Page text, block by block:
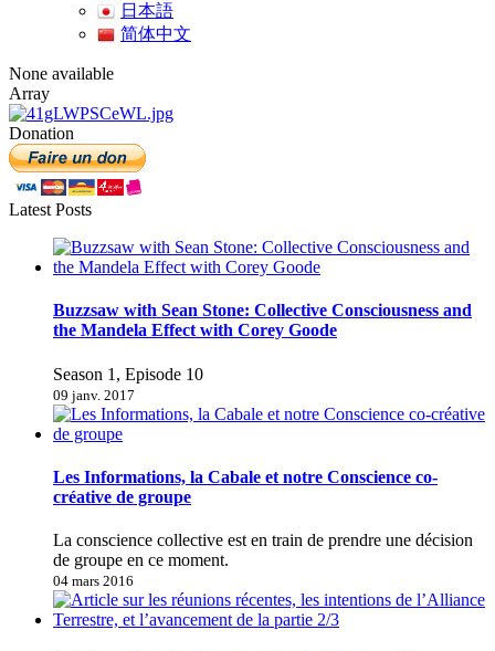
日本語
简体中文
None available
Array
Donation
Latest Posts
Buzzsaw with Sean Stone: Collective Consciousness and
the Mandela Effect with Corey Goode
Season 1, Episode 10
09 janv. 2017
Les Informations, la Cabale et notre Conscience co-
créative de groupe
La conscience collective est en train de prendre une décision
de groupe en ce moment.
04 mars 2016